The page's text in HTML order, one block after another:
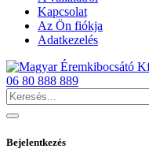
Kapcsolat
Az Ön fiókja
Adatkezelés
06 80 888 889
Bejelentkezés